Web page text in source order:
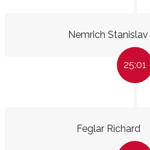
Nemrich Stanislav
25:01
Feglar Richard